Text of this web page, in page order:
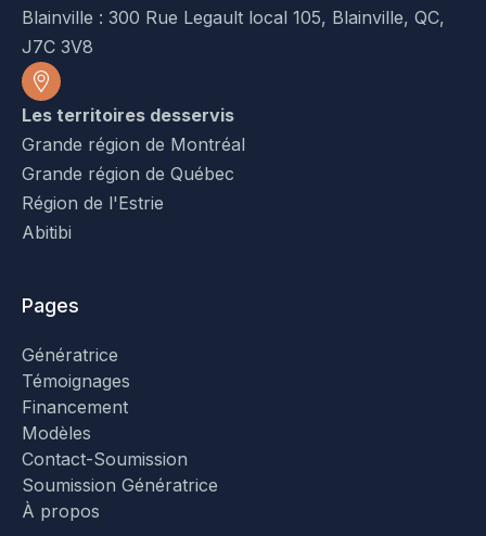
Blainville : 300 Rue Legault local 105, Blainville, QC,
J7C 3V8
Les territoires desservis
Grande région de Montréal
Grande région de Québec
Région de l'Estrie
Abitibi
Pages
Génératrice
Témoignages
Financement
Modèles
Contact-Soumission
Soumission Génératrice
À propos